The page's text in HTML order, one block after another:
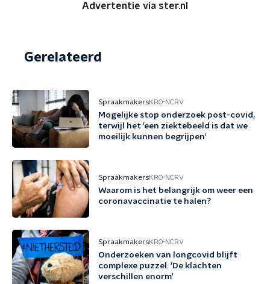
Advertentie via ster.nl
Gerelateerd
SpraakmakersKRO-NCRV
Mogelijke stop onderzoek post-covid,
terwijl het 'een ziektebeeld is dat we
moeilijk kunnen begrijpen'
SpraakmakersKRO-NCRV
Waarom is het belangrijk om weer een
coronavaccinatie te halen?
SpraakmakersKRO-NCRV
Onderzoeken van longcovid blijft
complexe puzzel: 'De klachten
verschillen enorm'